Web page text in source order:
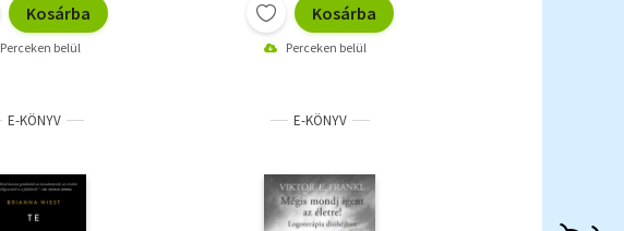
Kosárba
Perceken belül
Kosárba
Perceken belül
E-KÖNYV E-KÖNYV